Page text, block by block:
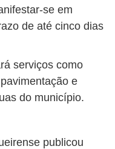
se em
de até cinco dias
serviços como
e
do município.
publicou